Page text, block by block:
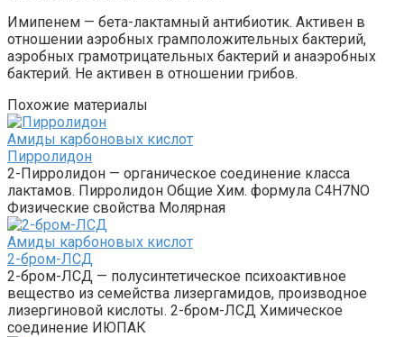
Имипенем — бета-лактамный антибиотик. Активен в
отношении аэробных грамположительных бактерий,
аэробных грамотрицательных бактерий и анаэробных
бактерий. Не активен в отношении грибов.
Похожие материалы
Амиды карбоновых кислот‎
Пирролидон
2-Пирролидон — органическое соединение класса
лактамов. Пирролидон Общие Хим. формула C4H7NO
Физические свойства Молярная
Амиды карбоновых кислот‎
2-бром-ЛСД
2-бром-ЛСД — полусинтетическое психоактивное
вещество из семейства лизергамидов, производное
лизергиновой кислоты. 2-бром-ЛСД Химическое
соединение ИЮПАК